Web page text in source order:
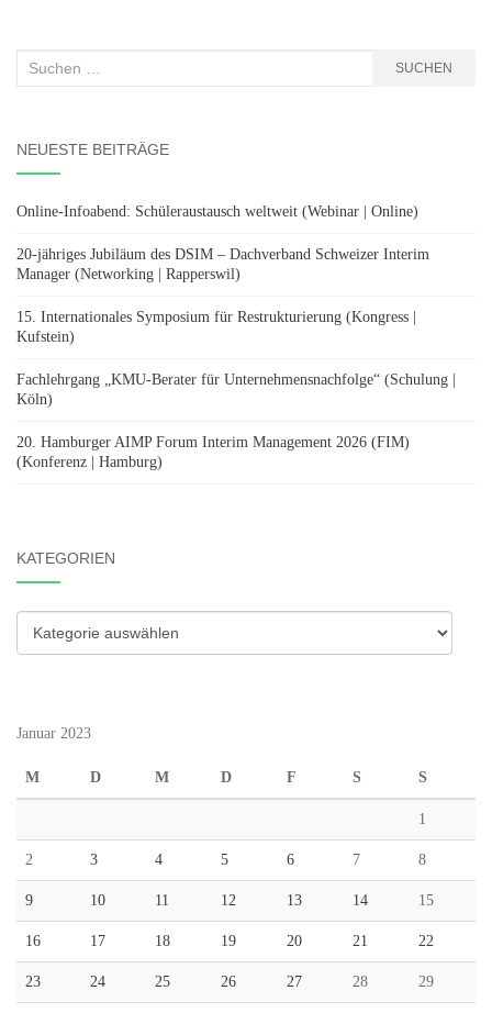
Suchen
SUCHEN
NEUESTE BEITRÄGE
Online-Infoabend: Schüleraustausch weltweit (Webinar | Online)
20-jähriges Jubiläum des DSIM – Dachverband Schweizer Interim
Manager (Networking | Rapperswil)
15. Internationales Symposium für Restrukturierung (Kongress |
Kufstein)
Fachlehrgang „KMU-Berater für Unternehmensnachfolge“ (Schulung |
Köln)
20. Hamburger AIMP Forum Interim Management 2026 (FIM)
(Konferenz | Hamburg)
KATEGORIEN
Kategorien
Januar 2023
M D M D F S S
1
2 3 4 5 6 7 8
9 10 11 12 13 14 15
16 17 18 19 20 21 22
23 24 25 26 27 28 29